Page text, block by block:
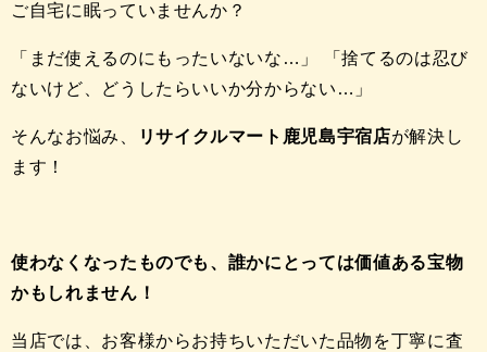
ご自宅に眠っていませんか？
「まだ使えるのにもったいないな…」 「捨てるのは忍び
ないけど、どうしたらいいか分からない…」
そんなお悩み、 リサイクルマート鹿児島宇宿店が解決し
ます！
使わなくなったものでも、誰かにとっては価値ある宝物
かもしれません！
当店では、お客様からお持ちいただいた品物を丁寧に査